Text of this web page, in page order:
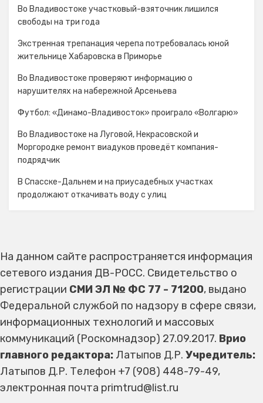
Во Владивостоке участковый-взяточник лишился
свободы на три года
Экстренная трепанация черепа потребовалась юной
жительнице Хабаровска в Приморье
Во Владивостоке проверяют информацию о
нарушителях на набережной Арсеньева
Футбол: «Динамо-Владивосток» проиграло «Волгарю»
Во Владивостоке на Луговой, Некрасовской и
Моргородке ремонт виадуков проведёт компания-
подрядчик
В Спасске-Дальнем и на приусадебных участках
продолжают откачивать воду с улиц
На данном сайте распространяется информация
сетевого издания ДВ-РОСС. Свидетельство о
регистрации СМИ ЭЛ № ФС 77 - 71200, выдано
Федеральной службой по надзору в сфере связи,
информационных технологий и массовых
коммуникаций (Роскомнадзор) 27.09.2017. Врио
главного редактора: Латыпов Д.Р. Учредитель:
Латыпов Д.Р. Телефон +7 (908) 448-79-49,
электронная почта primtrud@list.ru